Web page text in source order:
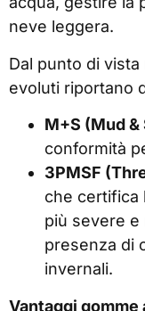
neve leggera.
Dal punto di
evoluti riportano
M+S (Mud &
conformità
3PMSF
che certifica
più severe e
presenza di
invernali.
Vantaggi gomme